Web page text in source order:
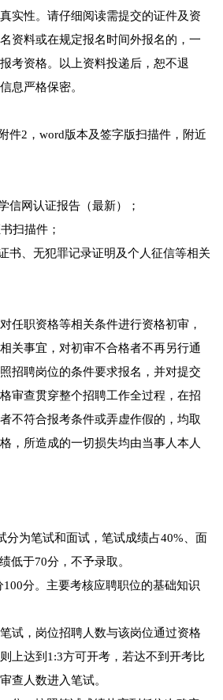
实性。请仔细阅读需提交的证件及资
资料或在规定报名时间外报名的，一
考资格。以上资料投递后，恕不退
息严格保密。
件2，word版本及签字版扫描件，附近
信网认证报告（最新）；
扫描件；
书、无犯罪记录证明及个人征信等相关
任职资格等相关条件进行资格初审，
关事宜，对初审不合格者不再另行通
招聘岗位的条件要求报名，并对提交
审查贯穿整个招聘工作全过程，在招
不符合报考条件或弄虚作假的，均取
，所造成的一切损失均由当事人本人
分为笔试和面试，笔试成绩占40%、面
低于70分，不予录取。
分。主要考核应聘职位的基础知识
试，岗位招聘人数与该岗位通过资格
上达到1:3方可开考，若达不到开考比
查人数进入笔试。